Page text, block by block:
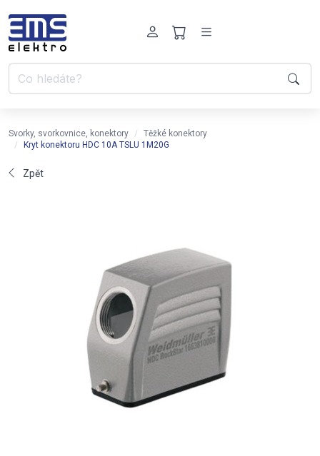
Svorky, svorkovnice, konektory
Těžké konektory
Kryt konektoru HDC 10A TSLU 1M20G
Zpět